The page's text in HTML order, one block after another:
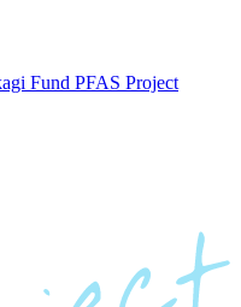
Fund PFAS Project